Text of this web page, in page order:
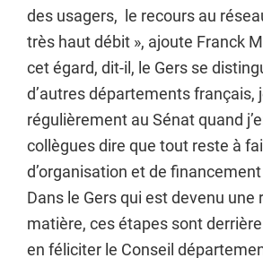
des usagers, le recours au
très haut débit », ajoute Franck
cet égard, dit-il, le Gers se
d’autres départements français,
régulièrement au Sénat quand
collègues dire que tout reste à
d’organisation et de financement
Dans le Gers qui est devenu une
matière, ces étapes sont
en féliciter le Conseil